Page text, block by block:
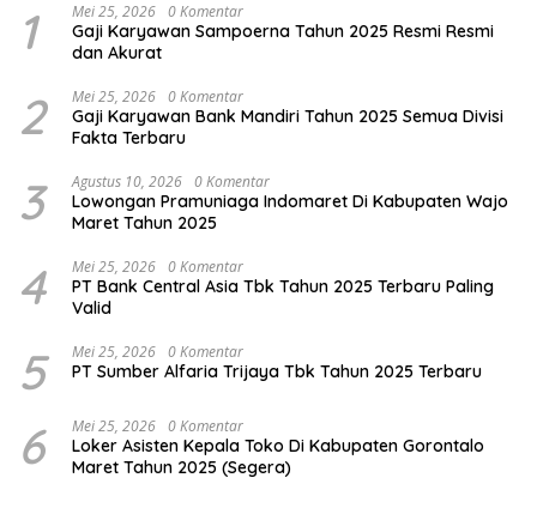
1 Mei 25, 2026 0 Komentar
Gaji Karyawan Sampoerna Tahun 2025 Resmi Resmi
dan Akurat
2 Mei 25, 2026 0 Komentar
Gaji Karyawan Bank Mandiri Tahun 2025 Semua Divisi
Fakta Terbaru
3 Agustus 10, 2026 0 Komentar
Lowongan Pramuniaga Indomaret Di Kabupaten Wajo
Maret Tahun 2025
4 Mei 25, 2026 0 Komentar
PT Bank Central Asia Tbk Tahun 2025 Terbaru Paling
Valid
5 Mei 25, 2026 0 Komentar
PT Sumber Alfaria Trijaya Tbk Tahun 2025 Terbaru
6 Mei 25, 2026 0 Komentar
Loker Asisten Kepala Toko Di Kabupaten Gorontalo
Maret Tahun 2025 (Segera)